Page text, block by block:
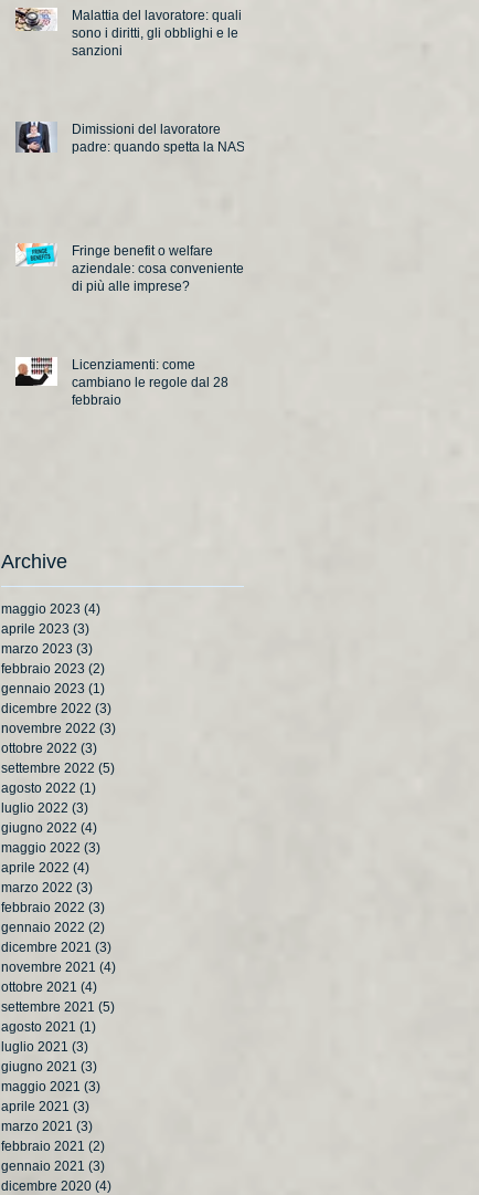
Malattia del lavoratore: quali
sono i diritti, gli obblighi e le
sanzioni
Dimissioni del lavoratore
padre: quando spetta la NASpI
Fringe benefit o welfare
aziendale: cosa conveniente
di più alle imprese?
Licenziamenti: come
cambiano le regole dal 28
febbraio
Archive
maggio 2023 (4)
aprile 2023 (3)
marzo 2023 (3)
febbraio 2023 (2)
gennaio 2023 (1)
dicembre 2022 (3)
novembre 2022 (3)
ottobre 2022 (3)
settembre 2022 (5)
agosto 2022 (1)
luglio 2022 (3)
giugno 2022 (4)
maggio 2022 (3)
aprile 2022 (4)
marzo 2022 (3)
febbraio 2022 (3)
gennaio 2022 (2)
dicembre 2021 (3)
novembre 2021 (4)
ottobre 2021 (4)
settembre 2021 (5)
agosto 2021 (1)
luglio 2021 (3)
giugno 2021 (3)
maggio 2021 (3)
aprile 2021 (3)
marzo 2021 (3)
febbraio 2021 (2)
gennaio 2021 (3)
dicembre 2020 (4)